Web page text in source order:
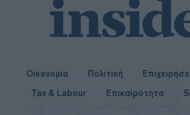
Οικονομία Πολιτική
Tax & Labour
Επικαιρότητα